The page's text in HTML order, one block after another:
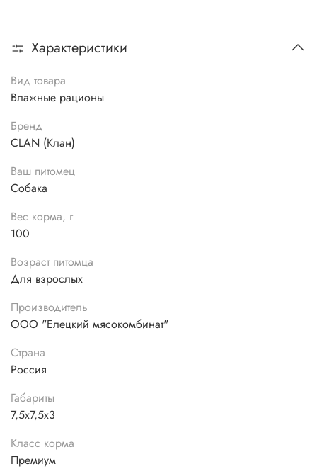
Характеристики
Вид товара
Влажные рационы
Бренд
CLAN (Клан)
Ваш питомец
Собака
Вес корма, г
100
Возраст питомца
Для взрослых
Производитель
ООО "Елецкий мясокомбинат"
Страна
Россия
Габариты
7,5х7,5х3
Класс корма
Премиум